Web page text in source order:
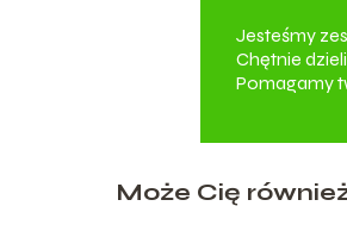
Jesteśmy
Chętnie
Pomagamy
Może Cię